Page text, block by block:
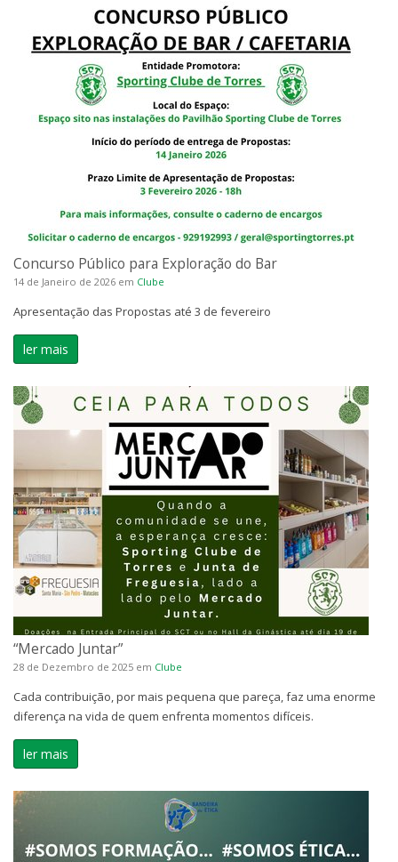
Concurso Público para Exploração do Bar
14 de Janeiro de 2026 em Clube
Apresentação das Propostas até 3 de fevereiro
ler mais
“Mercado Juntar”
28 de Dezembro de 2025 em Clube
Cada contribuição, por mais pequena que pareça, faz uma enorme
diferença na vida de quem enfrenta momentos difíceis.
ler mais